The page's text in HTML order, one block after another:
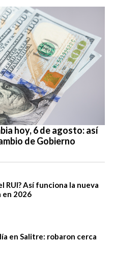
hoy, 6 de agosto: así
de Gobierno
RUI? Así funciona la nueva
en 2026
en Salitre: robaron cerca